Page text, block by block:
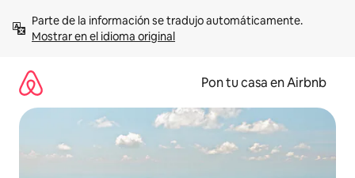
contenidoMostrar en el idioma original
Pon tu casa en Airbnb